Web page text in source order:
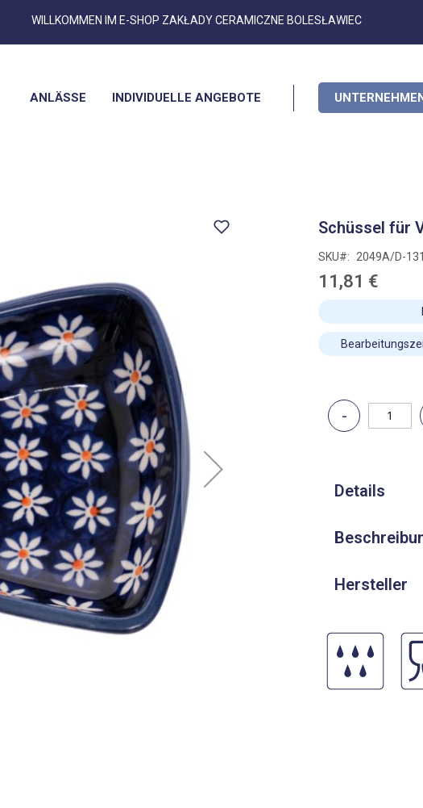
Zum
WILLKOMMEN IM E-SHOP ZAKŁADY CERAMICZNE BOLESŁAWIEC
ANLÄSSE INDIVIDUELLE ANGEBOTE
Schüssel für
SKU 2049A/D-
11,81 €
Details
Hersteller
-